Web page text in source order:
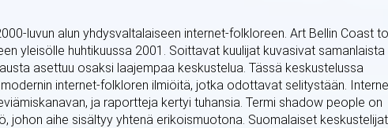
luvun alun yhdysvaltalaiseen internet-folkloreen. Art Bellin Coast to
yleisölle huhtikuussa 2001. Soittavat kuulijat kuvasivat samanlaista
asettuu osaksi laajempaa keskustelua. Tässä keskustelussa
internet-folkloren ilmiöitä, jotka odottavat selitystään.
ja raportteja kertyi tuhansia. Termi shadow people on
johon aihe sisältyy yhtenä erikoismuotona. Suomalaiset keskustelijat